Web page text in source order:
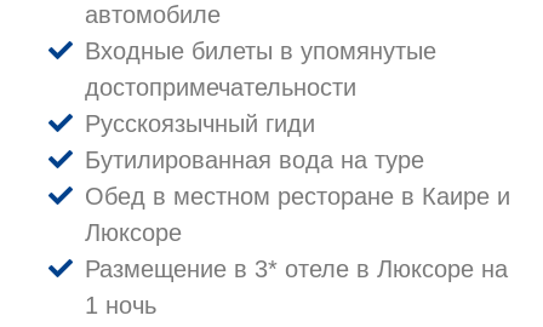
автомобиле
Входные билеты в упомянутые
достопримечательности
Русскоязычный гиди
Бутилированная вода на туре
Обед в местном ресторане в Каире и
Люксоре
Размещение в 3* отеле в Люксоре на
1 ночь